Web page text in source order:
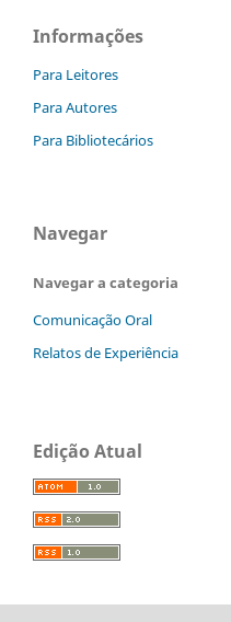
Informações
Para Leitores
Para Autores
Para Bibliotecários
Navegar
Navegar a categoria
Comunicação Oral
Relatos de Experiência
Edição Atual